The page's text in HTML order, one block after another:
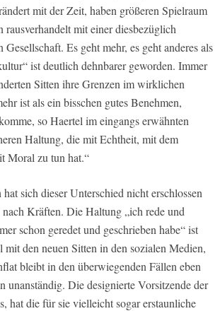
mit der Zeit, haben größeren Spielraum
rausverhandelt mit einer diesbezüglich
Es geht mehr, es geht anderes als
ist deutlich dehnbarer geworden. Immer
Sitten ihre Grenzen im wirklichen
ist als ein bisschen gutes Benehmen,
so Haertel im eingangs erwähnten
Haltung, die mit Echtheit, mit dem
Moral zu tun hat.“
sich dieser Unterschied nicht erschlossen
Kräften. Die Haltung „ich rede und
schon geredet und geschrieben habe“ ist
den neuen Sitten in den sozialen Medien,
bleibt in den überwiegenden Fällen eben
unanständig. Die designierte Vorsitzende der
hat die für sie vielleicht sogar erstaunliche